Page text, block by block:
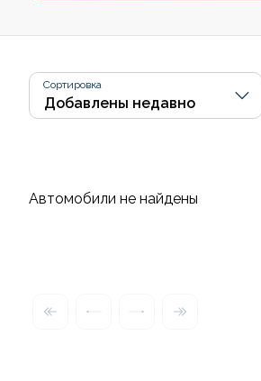
Сортировка
Автомобили не найдены